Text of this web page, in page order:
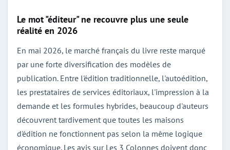
Le mot "éditeur" ne recouvre plus une seule
réalité en 2026
En mai 2026, le marché français du livre reste marqué
par une forte diversification des modèles de
publication. Entre l'édition traditionnelle, l'autoédition,
les prestataires de services éditoriaux, l'impression à la
demande et les formules hybrides, beaucoup d'auteurs
découvrent tardivement que toutes les maisons
d'édition ne fonctionnent pas selon la même logique
économique. Les avis sur Les 3 Colonnes doivent donc